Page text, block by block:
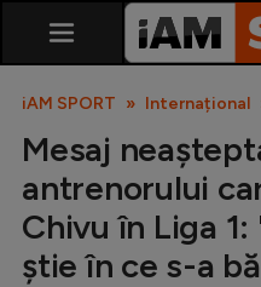
iAM SPORT Internațional
Mesaj
antrenorului
Chivu în Liga
știe în ce s-a